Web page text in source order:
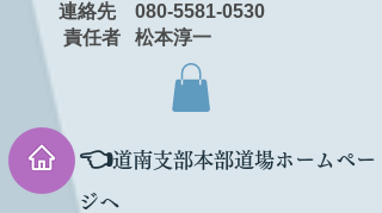
連絡先 080-5581-0530
責任者 松本淳一
👈道南支部本部道場ホームペー
ジへ